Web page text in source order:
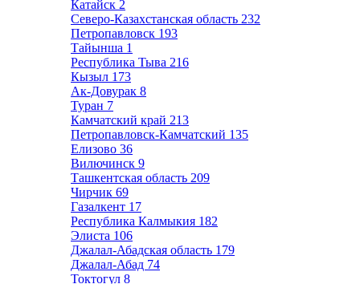
Катайск 2
Северо-Казахстанская область 232
Петропавловск 193
Тайынша 1
Республика Тыва 216
Кызыл 173
Ак-Довурак 8
Туран 7
Камчатский край 213
Петропавловск-Камчатский 135
Елизово 36
Вилючинск 9
Ташкентская область 209
Чирчик 69
Газалкент 17
Республика Калмыкия 182
Элиста 106
Джалал-Абадская область 179
Джалал-Абад 74
Токтогул 8